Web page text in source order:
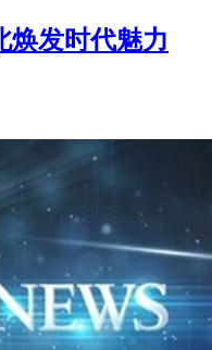
焕发时代魅力